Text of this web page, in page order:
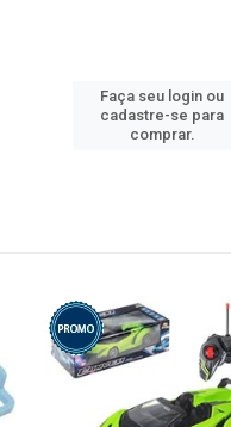
Faça seu login ou
cadastre-se para
comprar.